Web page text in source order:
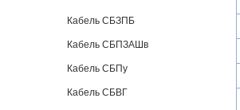
Кабель СБЗПБ
Кабель СБПЗАШв
Кабель СБПу
Кабель СБВГ